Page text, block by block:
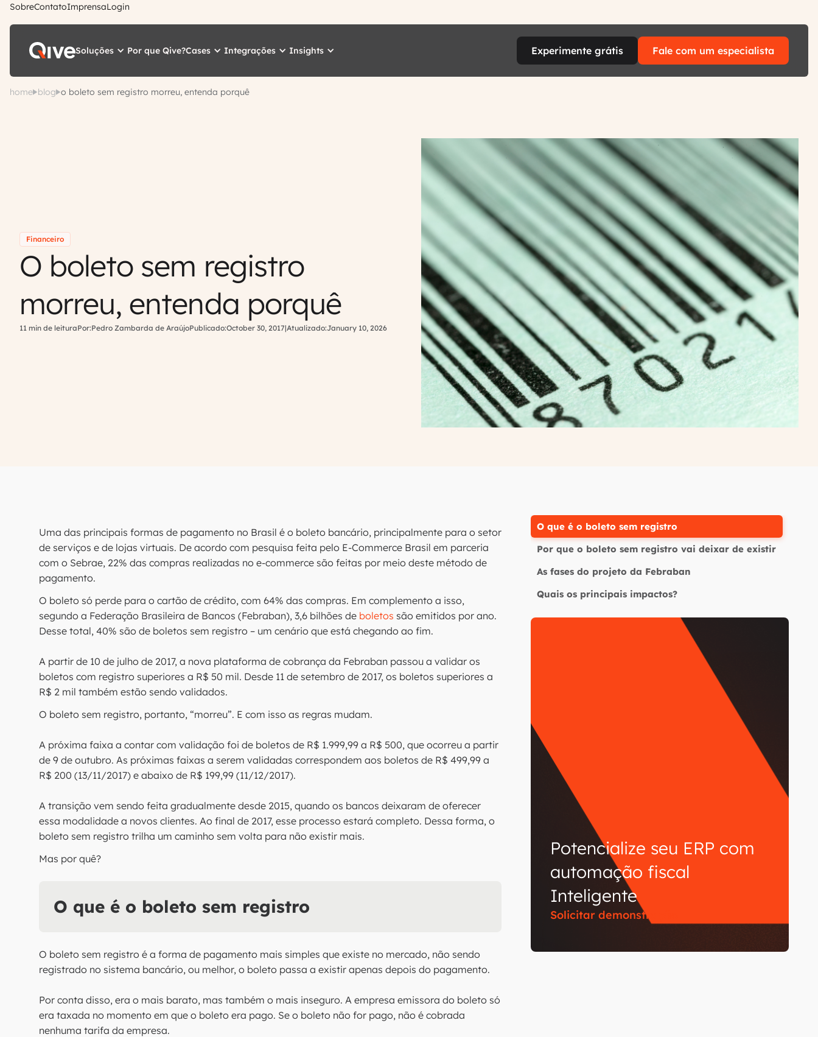
SobreContatoImprensaLogin
Soluções Por que Qive?Cases Integrações Insights Experimente grátis Fale com um especialista
home blog o boleto sem registro morreu, entenda porquê
Financeiro
O boleto sem registro
morreu, entenda porquê
11 min de leituraPor:Pedro Zambarda de AraújoPublicado:October 30, 2017|Atualizado:January 10, 2026
O que é o boleto sem registro
Por que o boleto sem registro vai deixar de existir
As fases do projeto da Febraban
Quais os principais impactos?
Potencialize seu ERP com
automação fiscal
Inteligente
Solicitar demonstração
Uma das principais formas de pagamento no Brasil é o boleto bancário, principalmente para o setor
de serviços e de lojas virtuais. De acordo com pesquisa feita pelo E-Commerce Brasil em parceria
com o Sebrae, 22% das compras realizadas no e-commerce são feitas por meio deste método de
pagamento.
O boleto só perde para o cartão de crédito, com 64% das compras. Em complemento a isso,
segundo a Federação Brasileira de Bancos (Febraban), 3,6 bilhões de boletos são emitidos por ano.
Desse total, 40% são de boletos sem registro – um cenário que está chegando ao fim.
A partir de 10 de julho de 2017, a nova plataforma de cobrança da Febraban passou a validar os
boletos com registro superiores a R$ 50 mil. Desde 11 de setembro de 2017, os boletos superiores a
R$ 2 mil também estão sendo validados.
O boleto sem registro, portanto, “morreu”. E com isso as regras mudam.
A próxima faixa a contar com validação foi de boletos de R$ 1.999,99 a R$ 500, que ocorreu a partir
de 9 de outubro. As próximas faixas a serem validadas correspondem aos boletos de R$ 499,99 a
R$ 200 (13/11/2017) e abaixo de R$ 199,99 (11/12/2017).
A transição vem sendo feita gradualmente desde 2015, quando os bancos deixaram de oferecer
essa modalidade a novos clientes. Ao final de 2017, esse processo estará completo. Dessa forma, o
boleto sem registro trilha um caminho sem volta para não existir mais.
Mas por quê?
O que é o boleto sem registro
O boleto sem registro é a forma de pagamento mais simples que existe no mercado, não sendo
registrado no sistema bancário, ou melhor, o boleto passa a existir apenas depois do pagamento.
Por conta disso, era o mais barato, mas também o mais inseguro. A empresa emissora do boleto só
era taxada no momento em que o boleto era pago. Se o boleto não for pago, não é cobrada
nenhuma tarifa da empresa.